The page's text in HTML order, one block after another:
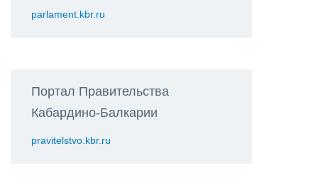
parlament.kbr.ru
Портал Правительства
Кабардино-Балкарии
pravitelstvo.kbr.ru